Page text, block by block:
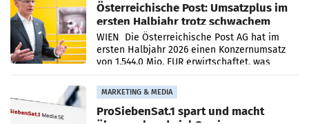
Österreichische Post: Umsatzplus im
ersten Halbjahr trotz schwachem
Briefgeschäft
WIEN Die Österreichische Post AG hat im
ersten Halbjahr 2026 einen Konzernumsatz
von 1.544,0 Mio. EUR erwirtschaftet, was
einem Plus von 3,8 Prozent gegenüber dem
Vergleichszeitraum
MARKETING & MEDIA
ProSiebenSat.1 spart und macht